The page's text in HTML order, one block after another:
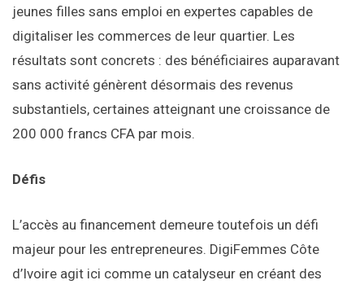
jeunes filles sans emploi en expertes capables de
digitaliser les commerces de leur quartier. Les
résultats sont concrets : des bénéficiaires auparavant
sans activité génèrent désormais des revenus
substantiels, certaines atteignant une croissance de
200 000 francs CFA par mois.
Défis
L’accès au financement demeure toutefois un défi
majeur pour les entrepreneures. DigiFemmes Côte
d’Ivoire agit ici comme un catalyseur en créant des